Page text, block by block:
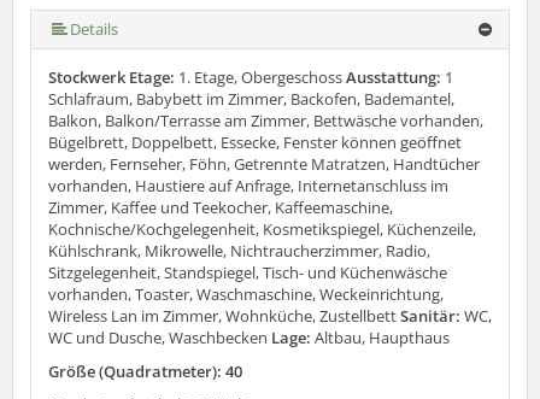
Details
Stockwerk Etage: 1. Etage, ObergeschossAusstattung: 1
Schlafraum, Babybett im Zimmer, Backofen, Bademantel,
Balkon, Balkon/Terrasse am Zimmer, Bettwäsche vorhanden,
Bügelbrett, Doppelbett, Essecke, Fenster können geöffnet
werden, Fernseher, Föhn, Getrennte Matratzen, Handtücher
vorhanden, Haustiere auf Anfrage, Internetanschluss im
Zimmer, Kaffee und Teekocher, Kaffeemaschine,
Kochnische/Kochgelegenheit, Kosmetikspiegel, Küchenzeile,
Kühlschrank, Mikrowelle, Nichtraucherzimmer, Radio,
Sitzgelegenheit, Standspiegel, Tisch- und Küchenwäsche
vorhanden, Toaster, Waschmaschine, Weckeinrichtung,
Wireless Lan im Zimmer, Wohnküche, ZustellbettSanitär: WC,
WC und Dusche, Waschbecken Lage: Altbau, Haupthaus
Größe (Quadratmeter): 40